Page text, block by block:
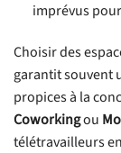
imprévus
Choisir des
garantit souvent
propices à la
Coworkingou
télétravailleurs